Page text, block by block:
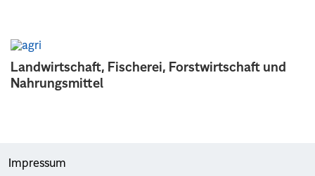
Landwirtschaft, Fischerei, Forstwirtschaft und
Nahrungsmittel
Impressum